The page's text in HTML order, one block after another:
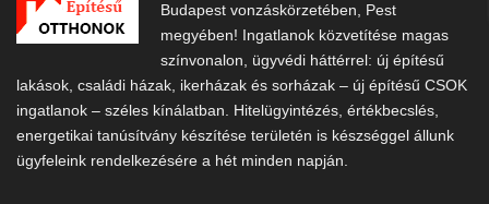
Budapest vonzáskörzetében, Pest
megyében! Ingatlanok közvetítése magas
színvonalon, ügyvédi háttérrel: új építésű
lakások, családi házak, ikerházak és sorházak – új építésű CSOK
ingatlanok – széles kínálatban. Hitelügyintézés, értékbecslés,
energetikai tanúsítvány készítése területén is készséggel állunk
ügyfeleink rendelkezésére a hét minden napján.